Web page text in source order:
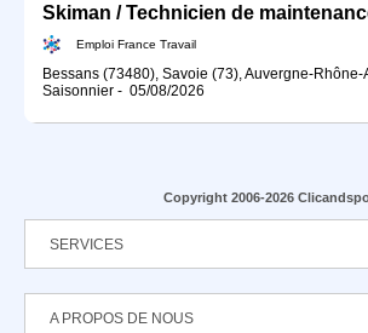
Skiman / Technicien de
Emploi France Travail
Bessans (73480), Savoie (73), Auvergne-Rhône-
Saisonnier - 05/08/2026
Copyright 2006-2026
SERVICES
A PROPOS DE NOUS